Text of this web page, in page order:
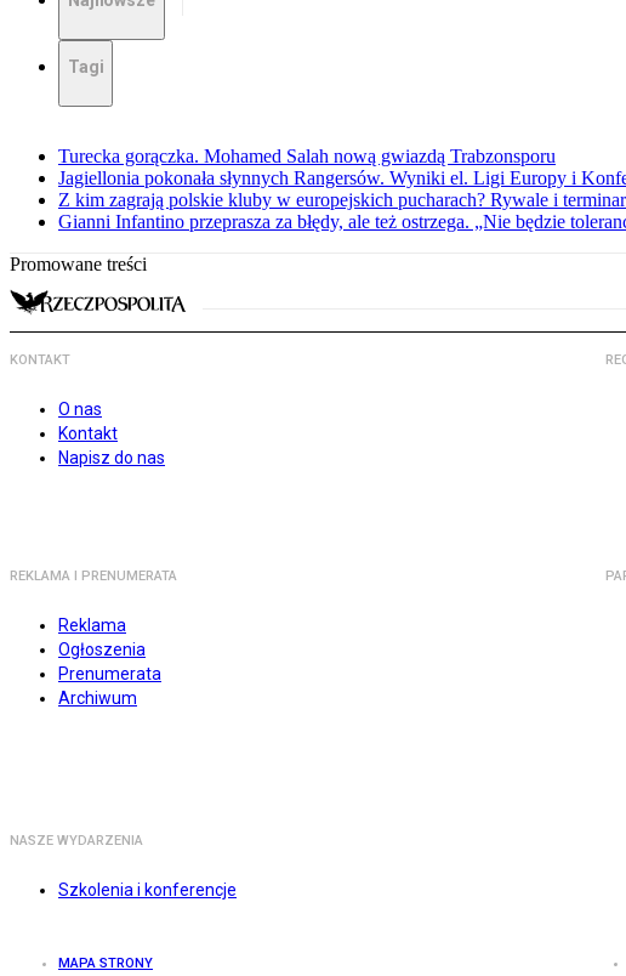
Tagi
Turecka gorączka. Mohamed Salah nową gwiazdą Trabzonsporu
Jagiellonia pokonała słynnych Rangersów. Wyniki el. Ligi Europy i
Z kim zagrają polskie kluby w europejskich pucharach? Rywale i
Gianni Infantino przeprasza za błędy, ale też ostrzega. „Nie będzie
Promowane treści
KONTAKT
O nas
Kontakt
Napisz do nas
REKLAMA I PRENUMERATA
Reklama
Ogłoszenia
Prenumerata
Archiwum
NASZE WYDARZENIA
Szkolenia i konferencje
MAPA STRONY